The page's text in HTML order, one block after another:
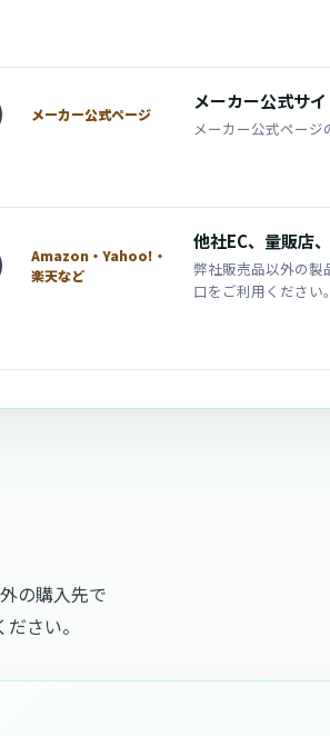
メーカー公式ページ
メーカー公式サ
メーカー公式ページ
Amazon・Yahoo!・
楽天など
他社EC、量販店
弊社販売品以外の製
口をご利用ください。
の購入先で
さい。